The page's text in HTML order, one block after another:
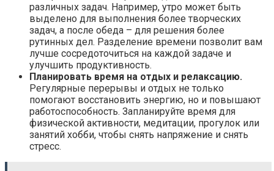
различных задач. Например, утро может быть
выделено для выполнения более творческих
задач, а после обеда – для решения более
рутинных дел. Разделение времени позволит вам
лучше сосредоточиться на каждой задаче и
улучшить продуктивность.
Планировать время на отдых и релаксацию.
Регулярные перерывы и отдых не только
помогают восстановить энергию, но и повышают
работоспособность. Запланируйте время для
физической активности, медитации, прогулок или
занятий хобби, чтобы снять напряжение и снять
стресс.